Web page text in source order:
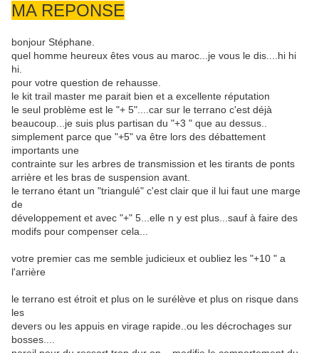
MA REPONSE
bonjour Stéphane.
quel homme heureux êtes vous au maroc...je vous le dis....hi hi
hi.
pour votre question de rehausse.
le kit trail master me parait bien et a excellente réputation
le seul problème est le "+ 5"....car sur le terrano c'est déjà
beaucoup...je suis plus partisan du "+3 " que au dessus..
simplement parce que "+5" va être lors des débattement
importants une
contrainte sur les arbres de transmission et les tirants de ponts
arrière et les bras de suspension avant.
le terrano étant un "triangulé" c'est clair que il lui faut une marge
de
développement et avec "+" 5...elle n y est plus...sauf à faire des
modifs pour compenser cela...
votre premier cas me semble judicieux et oubliez les "+10 " a
l'arrière
le terrano est étroit et plus on le surélève et plus on risque dans
les
devers ou les appuis en virage rapide..ou les décrochages sur
bosses....